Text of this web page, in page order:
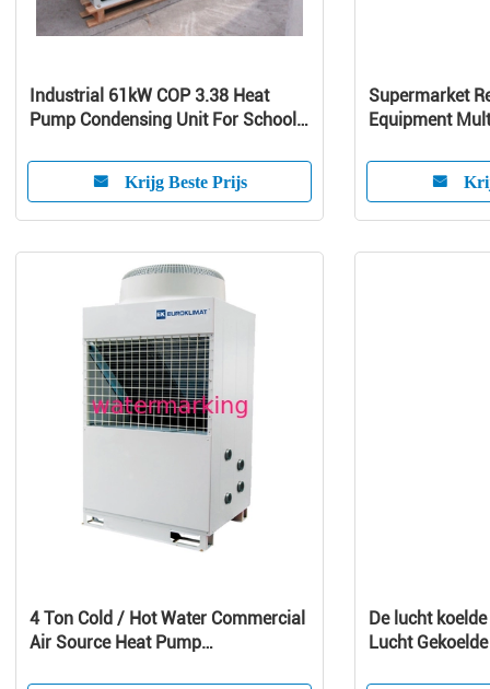
Industrial 61kW COP 3.38 Heat
Pump Condensing Unit For School /
Krijg Beste Prijs
Supermarket
Equipment
4 Ton Cold / Hot Water Commercial
Air Source Heat Pump
De lucht
Lucht